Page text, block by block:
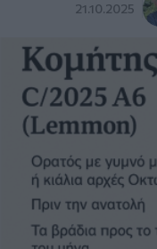
21.10.2025